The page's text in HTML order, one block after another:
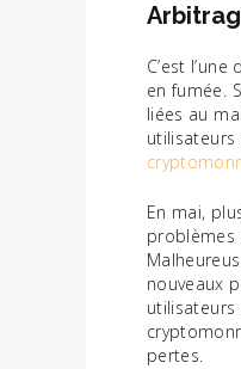
C’est
en fumée.
liées au
En mai,
problèmes
nouveaux
pertes.